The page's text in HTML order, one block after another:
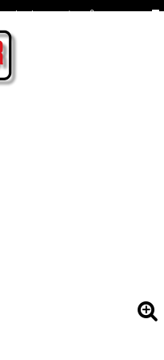
Oslagbara priser året om